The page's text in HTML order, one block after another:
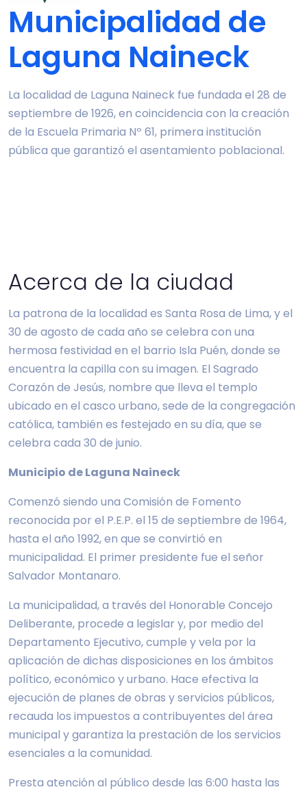
Municipalidad de
Laguna Naineck
La localidad de Laguna Naineck fue fundada el 28 de
septiembre de 1926, en coincidencia con la creación
de la Escuela Primaria Nº 61, primera institución
pública que garantizó el asentamiento poblacional.
Acerca de la ciudad
La patrona de la localidad es Santa Rosa de Lima, y el
30 de agosto de cada año se celebra con una
hermosa festividad en el barrio Isla Puén, donde se
encuentra la capilla con su imagen. El Sagrado
Corazón de Jesús, nombre que lleva el templo
ubicado en el casco urbano, sede de la congregación
católica, también es festejado en su día, que se
celebra cada 30 de junio.
Municipio de Laguna Naineck
Comenzó siendo una Comisión de Fomento
reconocida por el P.E.P. el 15 de septiembre de 1964,
hasta el año 1992, en que se convirtió en
municipalidad. El primer presidente fue el señor
Salvador Montanaro.
La municipalidad, a través del Honorable Concejo
Deliberante, procede a legislar y, por medio del
Departamento Ejecutivo, cumple y vela por la
aplicación de dichas disposiciones en los ámbitos
político, económico y urbano. Hace efectiva la
ejecución de planes de obras y servicios públicos,
recauda los impuestos a contribuyentes del área
municipal y garantiza la prestación de los servicios
esenciales a la comunidad.
Presta atención al público desde las 6:00 hasta las